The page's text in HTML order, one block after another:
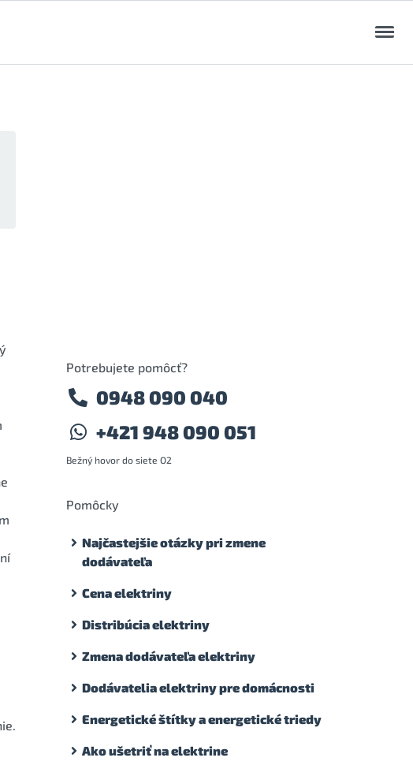
Potrebujete pomôcť?
0948 090 040
+421 948 090 051
Bežný hovor do siete O2
Pomôcky
Najčastejšie otázky pri zmene
dodávateľa
Cena elektriny
Distribúcia elektriny
Zmena dodávateľa elektriny
Dodávatelia elektriny pre domácnosti
Energetické štítky a energetické triedy
Ako ušetriť na elektrine